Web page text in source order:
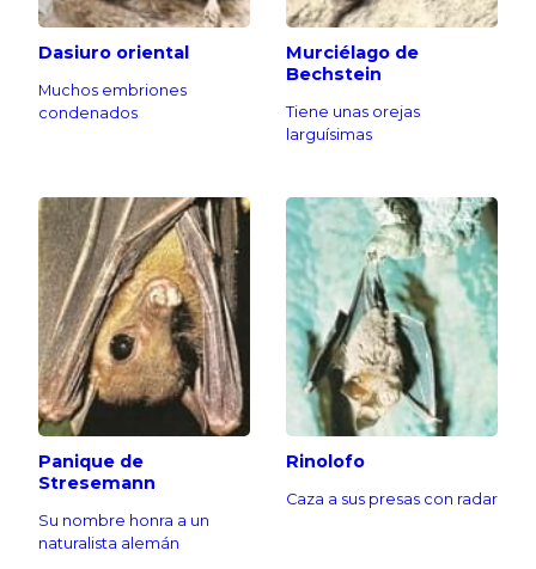
Dasiuro oriental
Muchos embriones
condenados
Murciélago de
Bechstein
Tiene unas orejas
larguísimas
Panique de
Stresemann
Su nombre honra a un
naturalista alemán
Rinolofo
Caza a sus presas con radar